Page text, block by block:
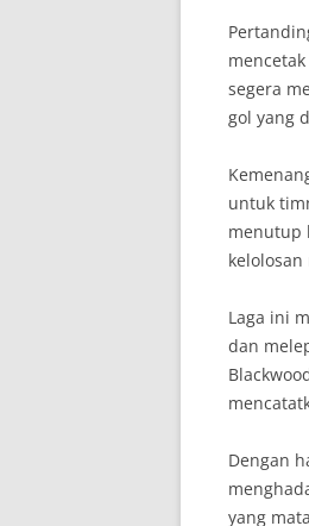
segera
gol yang
untuk
menutup
kelolosan
Laga ini
dan
Dengan
yang